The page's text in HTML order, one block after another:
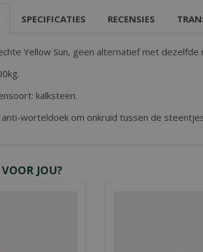
SPECIFICATIES RECENSIES
Yellow Sun, geen alternatief met dezelfde
kalksteen.
worteldoek om onkruid tussen de
JOU?